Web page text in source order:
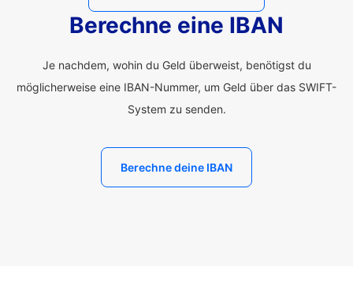
Berechne eine IBAN
Je nachdem, wohin du Geld überweist, benötigst du
möglicherweise eine IBAN-Nummer, um Geld über das SWIFT-
System zu senden.
Berechne deine IBAN